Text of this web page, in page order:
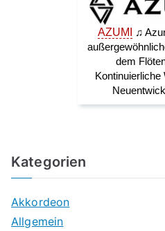
Kategorien
Akkordeon
Allgemein